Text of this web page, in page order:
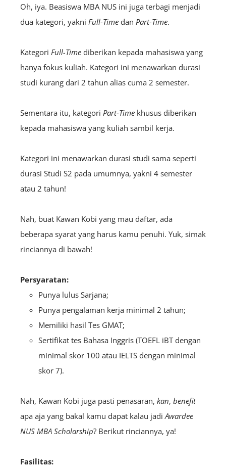
Oh, iya. Beasiswa MBA NUS ini juga terbagi menjadi
dua kategori, yakni Full-Time dan Part-Time.
Kategori Full-Time diberikan kepada mahasiswa yang
hanya fokus kuliah. Kategori ini menawarkan durasi
studi kurang dari 2 tahun alias cuma 2 semester.
Sementara itu, kategori Part-Time khusus diberikan
kepada mahasiswa yang kuliah sambil kerja.
Kategori ini menawarkan durasi studi sama seperti
durasi Studi S2 pada umumnya, yakni 4 semester
atau 2 tahun!
Nah, buat Kawan Kobi yang mau daftar, ada
beberapa syarat yang harus kamu penuhi. Yuk, simak
rinciannya di bawah!
Persyaratan:
Punya lulus Sarjana;
Punya pengalaman kerja minimal 2 tahun;
Memiliki hasil Tes GMAT;
Sertifikat tes Bahasa Inggris (TOEFL iBT dengan
minimal skor 100 atau IELTS dengan minimal
skor 7).
Nah, Kawan Kobi juga pasti penasaran, kan, benefit
apa aja yang bakal kamu dapat kalau jadiAwardee
NUS MBA Scholarship? Berikut rinciannya, ya!
Fasilitas: